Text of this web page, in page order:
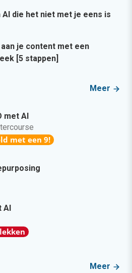
AI die het niet met je eens is
je content met een
[5 stappen]
Meer
met AI
met een 9!
AI
Meer